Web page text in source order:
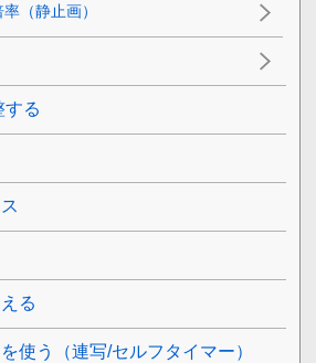
率 （静止画）
する
る
使う（連写/セルフタイマー）